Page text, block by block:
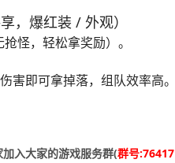
，爆红装 / 外观）
抢怪，轻松拿奖励）。
害即可拿掉落，组队效率高。
入大家的游戏服务群(群号